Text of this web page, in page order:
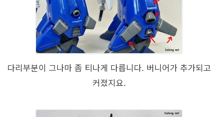
다리부분이 그나마 좀 티나게 다릅니다. 버니어가 추가되고
커졌지요.